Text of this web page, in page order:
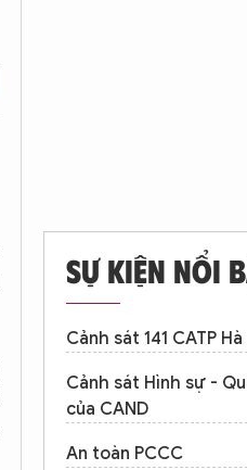
SỰ KIỆN NỔI
Cảnh sát 141 CATP
Cảnh sát Hình sự -
của CAND
An toàn PCCC